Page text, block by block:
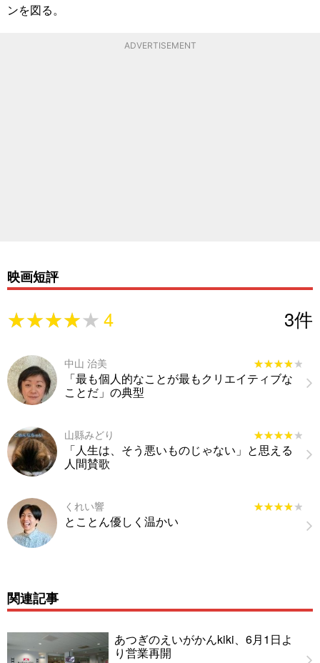
ンを図る。
ADVERTISEMENT
映画短評
★★★★★
★★★★★4 3件
中山 治美 ★★★★★
★★★★★
「最も個人的なことが最もクリエイティブな
ことだ」の典型
山縣みどり ★★★★★
★★★★★
「人生は、そう悪いものじゃない」と思える
人間賛歌
くれい響 ★★★★★
★★★★★
とことん優しく温かい
関連記事
あつぎのえいがかんkiki、6月1日よ
り営業再開